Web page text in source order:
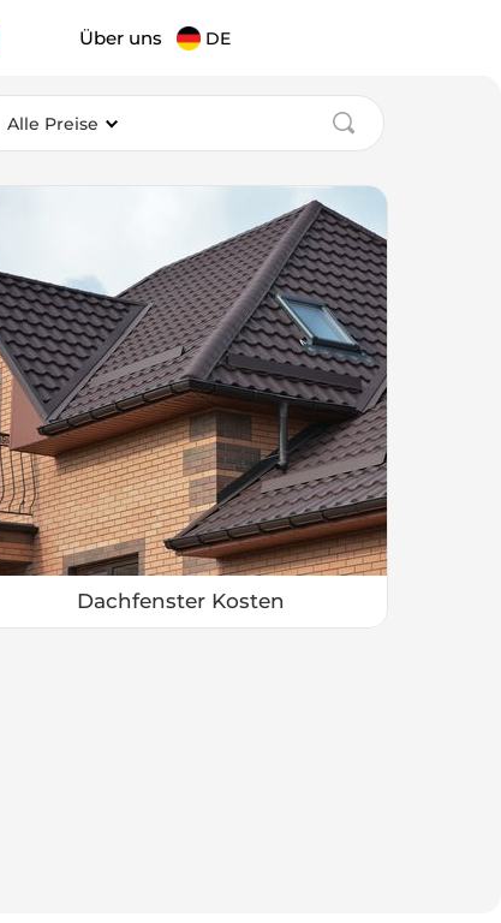
Über uns DE
Alle Preise
Dachfenster Kosten